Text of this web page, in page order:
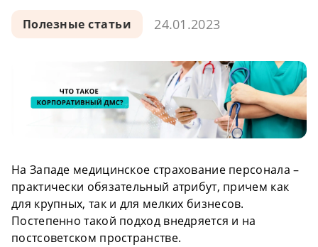
Полезные статьи 24.01.2023
На Западе медицинское страхование персонала –
практически обязательный атрибут, причем как
для крупных, так и для мелких бизнесов.
Постепенно такой подход внедряется и на
постсоветском пространстве.